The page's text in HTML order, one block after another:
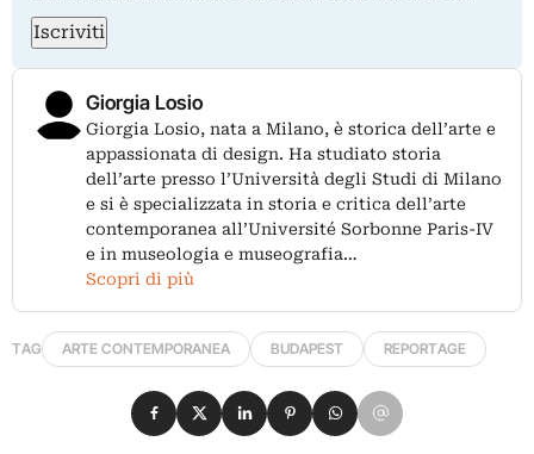
Iscriviti
Giorgia Losio
Giorgia Losio, nata a Milano, è storica dell’arte e
appassionata di design. Ha studiato storia
dell’arte presso l’Università degli Studi di Milano
e si è specializzata in storia e critica dell’arte
contemporanea all’Université Sorbonne Paris-IV
e in museologia e museografia…
Scopri di più
TAG ARTE CONTEMPORANEA BUDAPEST REPORTAGE
Condividi su Facebook
Condividi su X
Condividi su LinkedIn
Condividi su Pinterest
Condividi su WhatsApp
Condividi su Email